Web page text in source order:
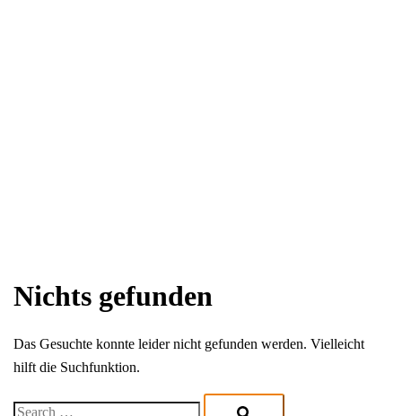
Nichts gefunden
Das Gesuchte konnte leider nicht gefunden werden. Vielleicht
hilft die Suchfunktion.
Search…